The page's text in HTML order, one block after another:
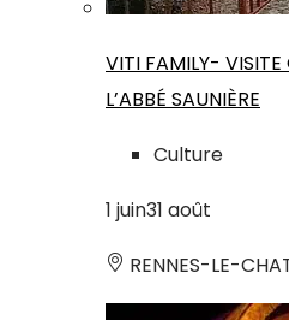
VITI FAMILY-
L’ABBÉ SAUNIÈRE
Culture
1 juin31 août
RENNES-LE-